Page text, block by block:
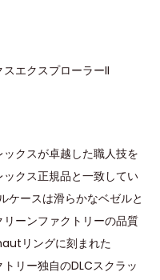
エクスプローラーII
クスが卓越した職人技を
クス正規品と一致してい
ケースは滑らかなベゼルと
ーンファクトリーの品質
リングに刻まれた
トリー独自のDLCスクラッ